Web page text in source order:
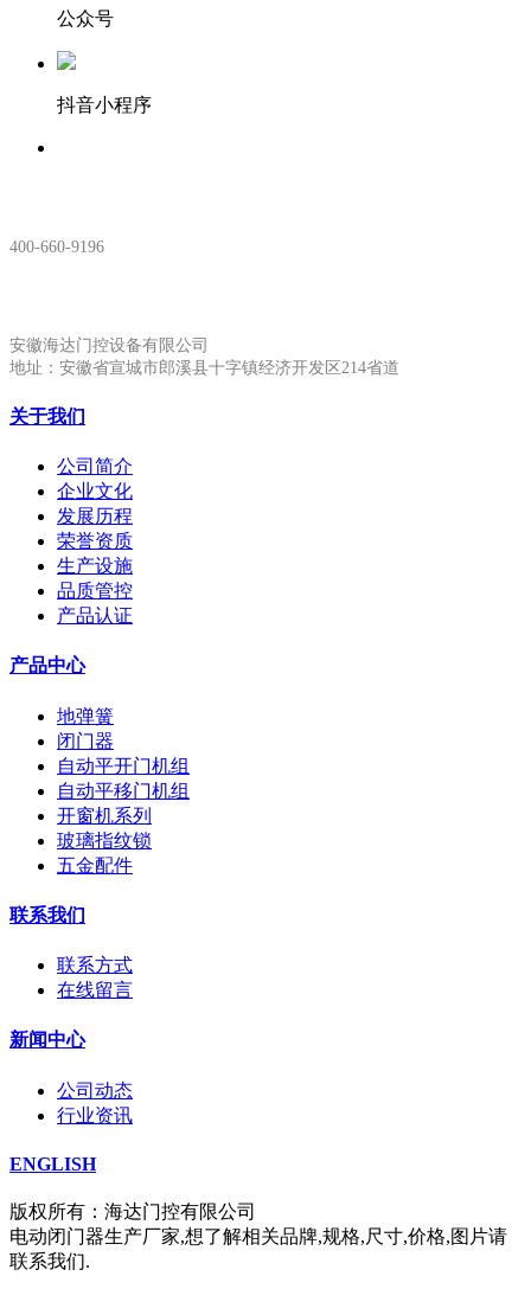
公众号
抖音小程序
400-660-9196
安徽海达门控设备有限公司
地址：安徽省宣城市郎溪县十字镇经济开发区214省道
关于我们
公司简介
企业文化
发展历程
荣誉资质
生产设施
品质管控
产品认证
产品中心
地弹簧
闭门器
自动平开门机组
自动平移门机组
开窗机系列
玻璃指纹锁
五金配件
联系我们
联系方式
在线留言
新闻中心
公司动态
行业资讯
ENGLISH
版权所有：海达门控有限公司
电动闭门器生产厂家,想了解相关品牌,规格,尺寸,价格,图片请
联系我们.